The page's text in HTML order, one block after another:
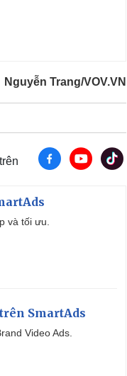
Nguyễn Trang/VOV.VN
và tối ưu.
SmartAds
Video Ads.